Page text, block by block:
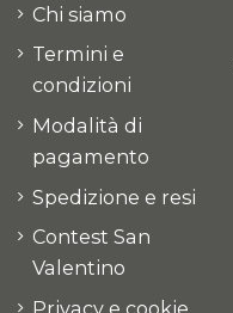
Chi siamo
Termini e
condizioni
Modalità di
pagamento
Spedizione e resi
Contest San
Valentino
Privacy e cookie